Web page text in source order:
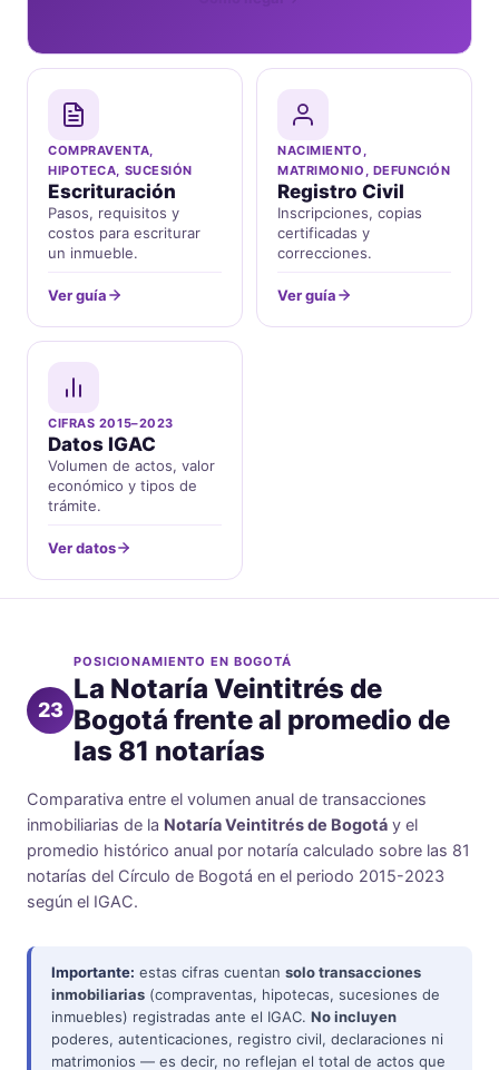
COMPRAVENTA,
HIPOTECA, SUCESIÓN
Escrituración
Pasos, requisitos y
costos para escriturar
un inmueble.
Ver guía
NACIMIENTO,
MATRIMONIO, DEFUNCIÓN
Registro Civil
Inscripciones, copias
certificadas y
correcciones.
Ver guía
CIFRAS 2015–2023
Datos IGAC
Volumen de actos, valor
económico y tipos de
trámite.
Ver datos
23
POSICIONAMIENTO EN BOGOTÁ
La Notaría Veintitrés de
Bogotá frente al promedio de
las 81 notarías
Comparativa entre el volumen anual de transacciones
inmobiliarias de la Notaría Veintitrés de Bogotá y el
promedio histórico anual por notaría calculado sobre las 81
notarías del Círculo de Bogotá en el periodo 2015-2023
según el IGAC.
Importante: estas cifras cuentan solo transacciones
inmobiliarias (compraventas, hipotecas, sucesiones de
inmuebles) registradas ante el IGAC. No incluyen
poderes, autenticaciones, registro civil, declaraciones ni
matrimonios — es decir, no reflejan el total de actos que